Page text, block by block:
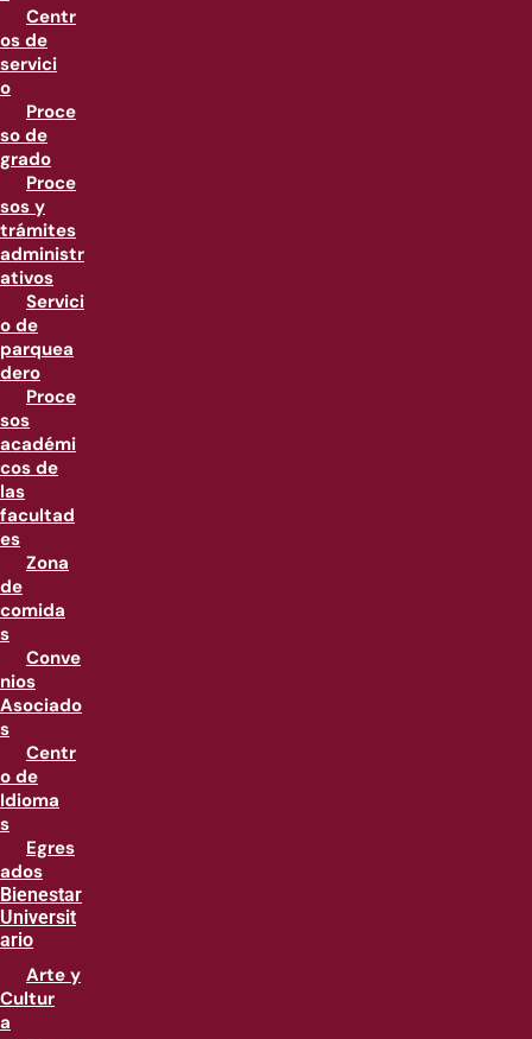
Centr
os de
servici
o
Proce
so de
grado
Proce
sos y
trámites
administr
ativos
Servici
o de
parquea
dero
Proce
sos
académi
cos de
las
facultad
es
Zona
de
comida
s
Conve
nios
Asociado
s
Centr
o de
Idioma
s
Egres
ados
Bienestar
Universit
ario
Arte y
Cultur
a